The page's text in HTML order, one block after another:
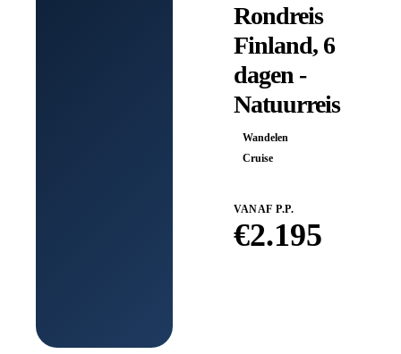
Rondreis
Finland, 6
dagen -
Natuurreis
Wandelen
Cruise
VANAF P.P.
€2.195